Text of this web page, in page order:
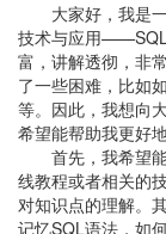
大家好，我是
技术与应用——SQL
富，讲解透彻，非
了一些困难，比如
等。因此，我想向
希望能帮助我更好
首先，我希望
线教程或者相关的
对知识点的理解。
记忆SQL语法，如